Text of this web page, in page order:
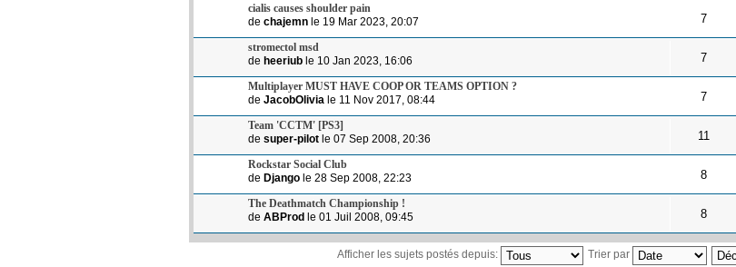
cialis causes shoulder pain
de chajemn le 19 Mar 2023, 20:07 7
stromectol msd
de heeriub le 10 Jan 2023, 16:06 7
Multiplayer MUST HAVE COOP OR TEAMS OPTION ?
de JacobOlivia le 11 Nov 2017, 08:44 7
Team 'CCTM' [PS3]
de super-pilot le 07 Sep 2008, 20:36 11
Rockstar Social Club
de Django le 28 Sep 2008, 22:23 8
The Deathmatch Championship !
de ABProd le 01 Juil 2008, 09:45 8
Afficher les sujets postés depuis: Trier par